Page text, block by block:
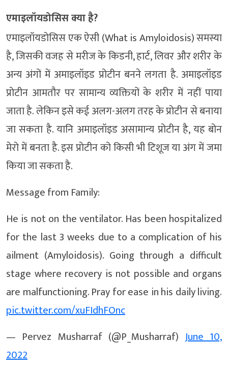
एमाइलॉयडोसिस क्या है?
एमाइलॉयडोसिस एक ऐसी (What is Amyloidosis) समस्या
है, जिसकी वजह से मरीज के किडनी, हार्ट, लिवर और शरीर के
अन्य अंगों में अमाइलॉइड प्रोटीन बनने लगता है. अमाइलॉइड
प्रोटीन आमतौर पर सामान्य व्यक्तियों के शरीर में नहीं पाया
जाता है. लेकिन इसे कई अलग-अलग तरह के प्रोटीन से बनाया
जा सकता है. यानि अमाइलॉइड असामान्य प्रोटीन है, यह बोन
मेरो में बनता है. इस प्रोटीन को किसी भी टिशूज या अंग में जमा
किया जा सकता है.
Message from Family:
He is not on the ventilator. Has been hospitalized
for the last 3 weeks due to a complication of his
ailment (Amyloidosis). Going through a difficult
stage where recovery is not possible and organs
are malfunctioning. Pray for ease in his daily living.
pic.twitter.com/xuFIdhFOnc
— Pervez Musharraf (@P_Musharraf)June 10,
2022